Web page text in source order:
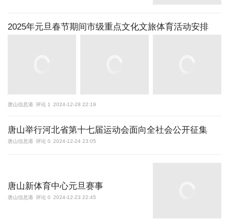
2025年元旦春节期间市级重点文化文旅体育活动安排
唐山信息港 评论 1 2024-12-28 22:19
唐山举行河北省第十七届运动会面向全社会公开征集
唐山信息港 评论 0 2024-12-24 23:05
唐山新体育中心元旦赛事
唐山信息港 评论 0 2024-12-23 22:45